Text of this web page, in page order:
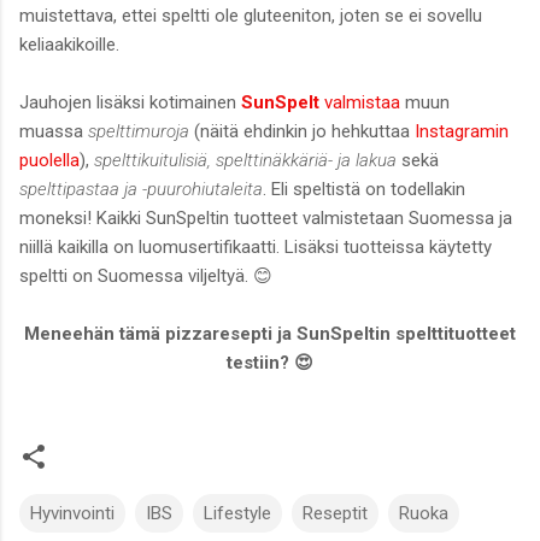
muistettava, ettei speltti ole gluteeniton, joten se ei sovellu
keliaakikoille.
Jauhojen lisäksi kotimainen SunSpelt valmistaa muun
muassa spelttimuroja (näitä ehdinkin jo hehkuttaa Instagramin
puolella), spelttikuitulisiä, spelttinäkkäriä- ja lakua sekä
spelttipastaa ja -puurohiutaleita. Eli speltistä on todellakin
moneksi! Kaikki SunSpeltin tuotteet valmistetaan Suomessa ja
niillä kaikilla on luomusertifikaatti. Lisäksi tuotteissa käytetty
speltti on Suomessa viljeltyä. 😊
Meneehän tämä pizzaresepti ja SunSpeltin spelttituotteet
testiin? 😍
Hyvinvointi IBS Lifestyle Reseptit Ruoka